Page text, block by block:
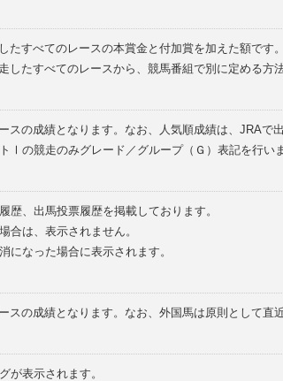
たすべてのレースの本賞金と付加賞を加えた額です。
したすべてのレースから、競馬番組で別に定める方
スの成績となります。なお、人気順成績は、JRAで
Ⅰの競走のみグレード／グループ（Ｇ）表記を行いま
歴、出馬投票履歴を掲載しております。
合は、表示されません。
になった場合に表示されます。
スの成績となります。なお、外国馬は原則として直
が表示されます。